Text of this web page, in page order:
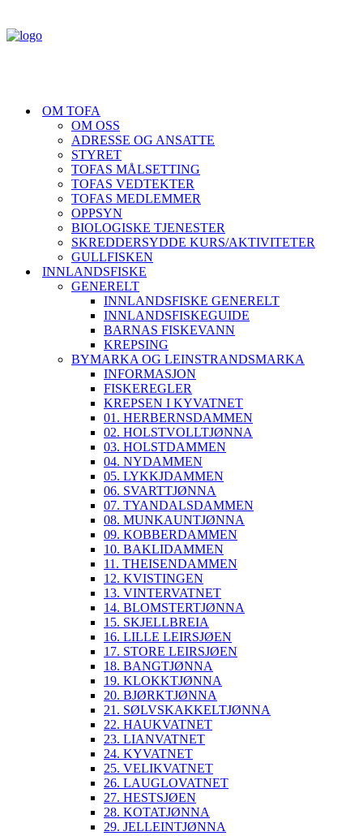
OM TOFA
OM OSS
ADRESSE OG ANSATTE
STYRET
TOFAS MÅLSETTING
TOFAS VEDTEKTER
TOFAS MEDLEMMER
OPPSYN
BIOLOGISKE TJENESTER
SKREDDERSYDDE KURS/AKTIVITETER
GULLFISKEN
INNLANDSFISKE
GENERELT
INNLANDSFISKE GENERELT
INNLANDSFISKEGUIDE
BARNAS FISKEVANN
KREPSING
BYMARKA OG LEINSTRANDSMARKA
INFORMASJON
FISKEREGLER
KREPSEN I KYVATNET
01. HERBERNSDAMMEN
02. HOLSTVOLLTJØNNA
03. HOLSTDAMMEN
04. NYDAMMEN
05. LYKKJDAMMEN
06. SVARTTJØNNA
07. TYANDALSDAMMEN
08. MUNKAUNTJØNNA
09. KOBBERDAMMEN
10. BAKLIDAMMEN
11. THEISENDAMMEN
12. KVISTINGEN
13. VINTERVATNET
14. BLOMSTERTJØNNA
15. SKJELLBREIA
16. LILLE LEIRSJØEN
17. STORE LEIRSJØEN
18. BANGTJØNNA
19. KLOKKTJØNNA
20. BJØRKTJØNNA
21. SØLVSKAKKELTJØNNA
22. HAUKVATNET
23. LIANVATNET
24. KYVATNET
25. VELIKVATNET
26. LAUGLOVATNET
27. HESTSJØEN
28. KOTATJØNNA
29. JELLEINTJØNNA